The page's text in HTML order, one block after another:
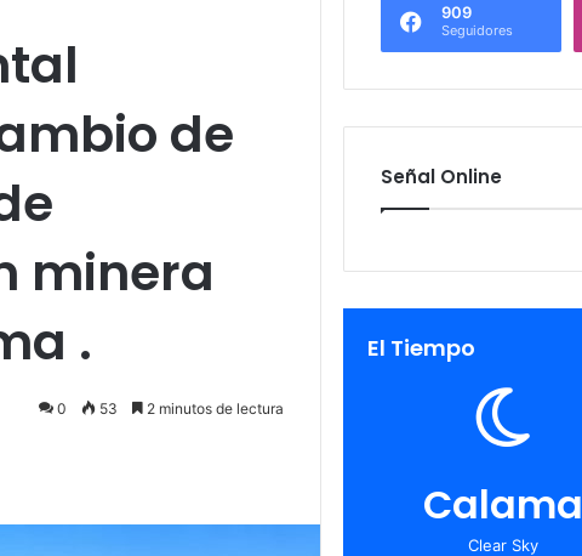
de
minera
.
0 53 2 minutos de lectura
909
Seguidores
Señal Online
El Tiempo
Calama
Clear Sky